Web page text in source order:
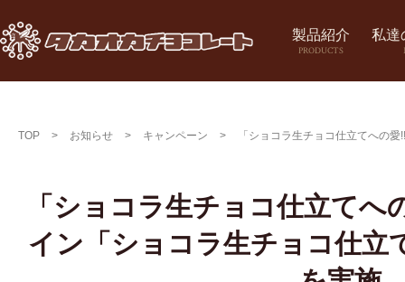
製品紹介
PRODUCTS
私達
TOP > お知らせ > キャンペーン > 「ショコラ生チョコ仕立てへの
「ショコラ生チョコ仕立て
イン「ショコラ生チョコ仕立